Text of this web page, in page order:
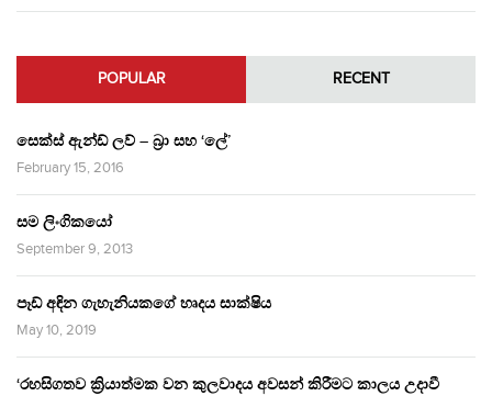
POPULAR RECENT
සෙක්ස් ඇන්ඩ් ලව් – බ්‍රා සහ ‘ලේ’
February 15, 2016
සම ලිංගිකයෝ
September 9, 2013
පෑඩ් අඳින ගැහැනියකගේ හෘදය සාක්ෂිය
May 10, 2019
‘රහසිගතව ක්‍රියාත්මක වන කුලවාදය අවසන් කිරීමට කාලය උදාවී